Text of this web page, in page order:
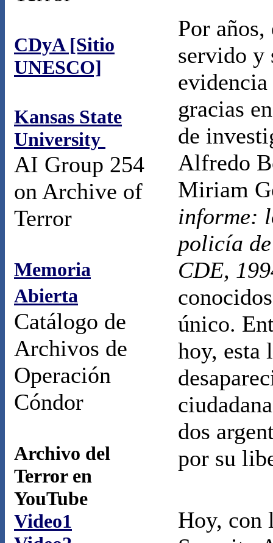
CDyA [Sitio
UNESCO]
Kansas State
University
AI Group 254
on Archive of
Terror
Memoria
Abierta
Catálogo de
Archivos de
Operación
Cóndor
Archivo del
Terror en
YouTube
Video1
Por
servido y
gracias
de
Alfredo
Miriam
informe:
policía
CDE,
único.
hoy, esta
dos
por su
Hoy, con